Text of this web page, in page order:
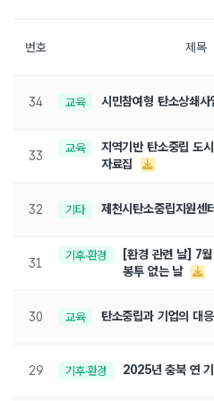
번호 제목
34 교육 시민참여형 탄소상쇄
33
교육
지역기반 탄소중립 도
자료집
32 기타 제천시탄소중립지원센
31
기후·환경
[환경 관련 날] 7
봉투 없는 날
30 교육 탄소중립과 기업의 대
29 기후·환경 2025년 충북 연